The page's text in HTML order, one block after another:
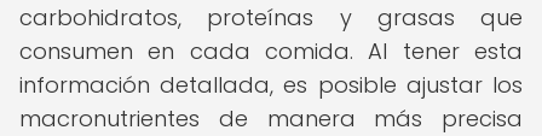
carbohidratos, proteínas y grasas que
consumen en cada comida. Al tener esta
información detallada, es posible ajustar los
macronutrientes de manera más precisa